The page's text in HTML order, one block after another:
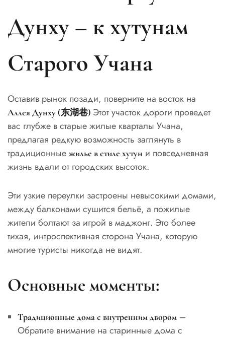
Дунху – к хутунам
Старого Учана
Оставив рынок позади, поверните на восток на
Аллея Дунху (东湖巷) Этот участок дороги проведет
вас глубже в старые жилые кварталы Учана,
предлагая редкую возможность заглянуть в
традиционные жилье в стиле хутун и повседневная
жизнь вдали от городских высоток.
Эти узкие переулки застроены невысокими домами,
между балконами сушится бельё, а пожилые
жители болтают за игрой в маджонг. Это более
тихая, интроспективная сторона Учана, которую
многие туристы никогда не видят.
Основные моменты:
Традиционные дома с внутренним двором–
Обратите внимание на старинные дома с